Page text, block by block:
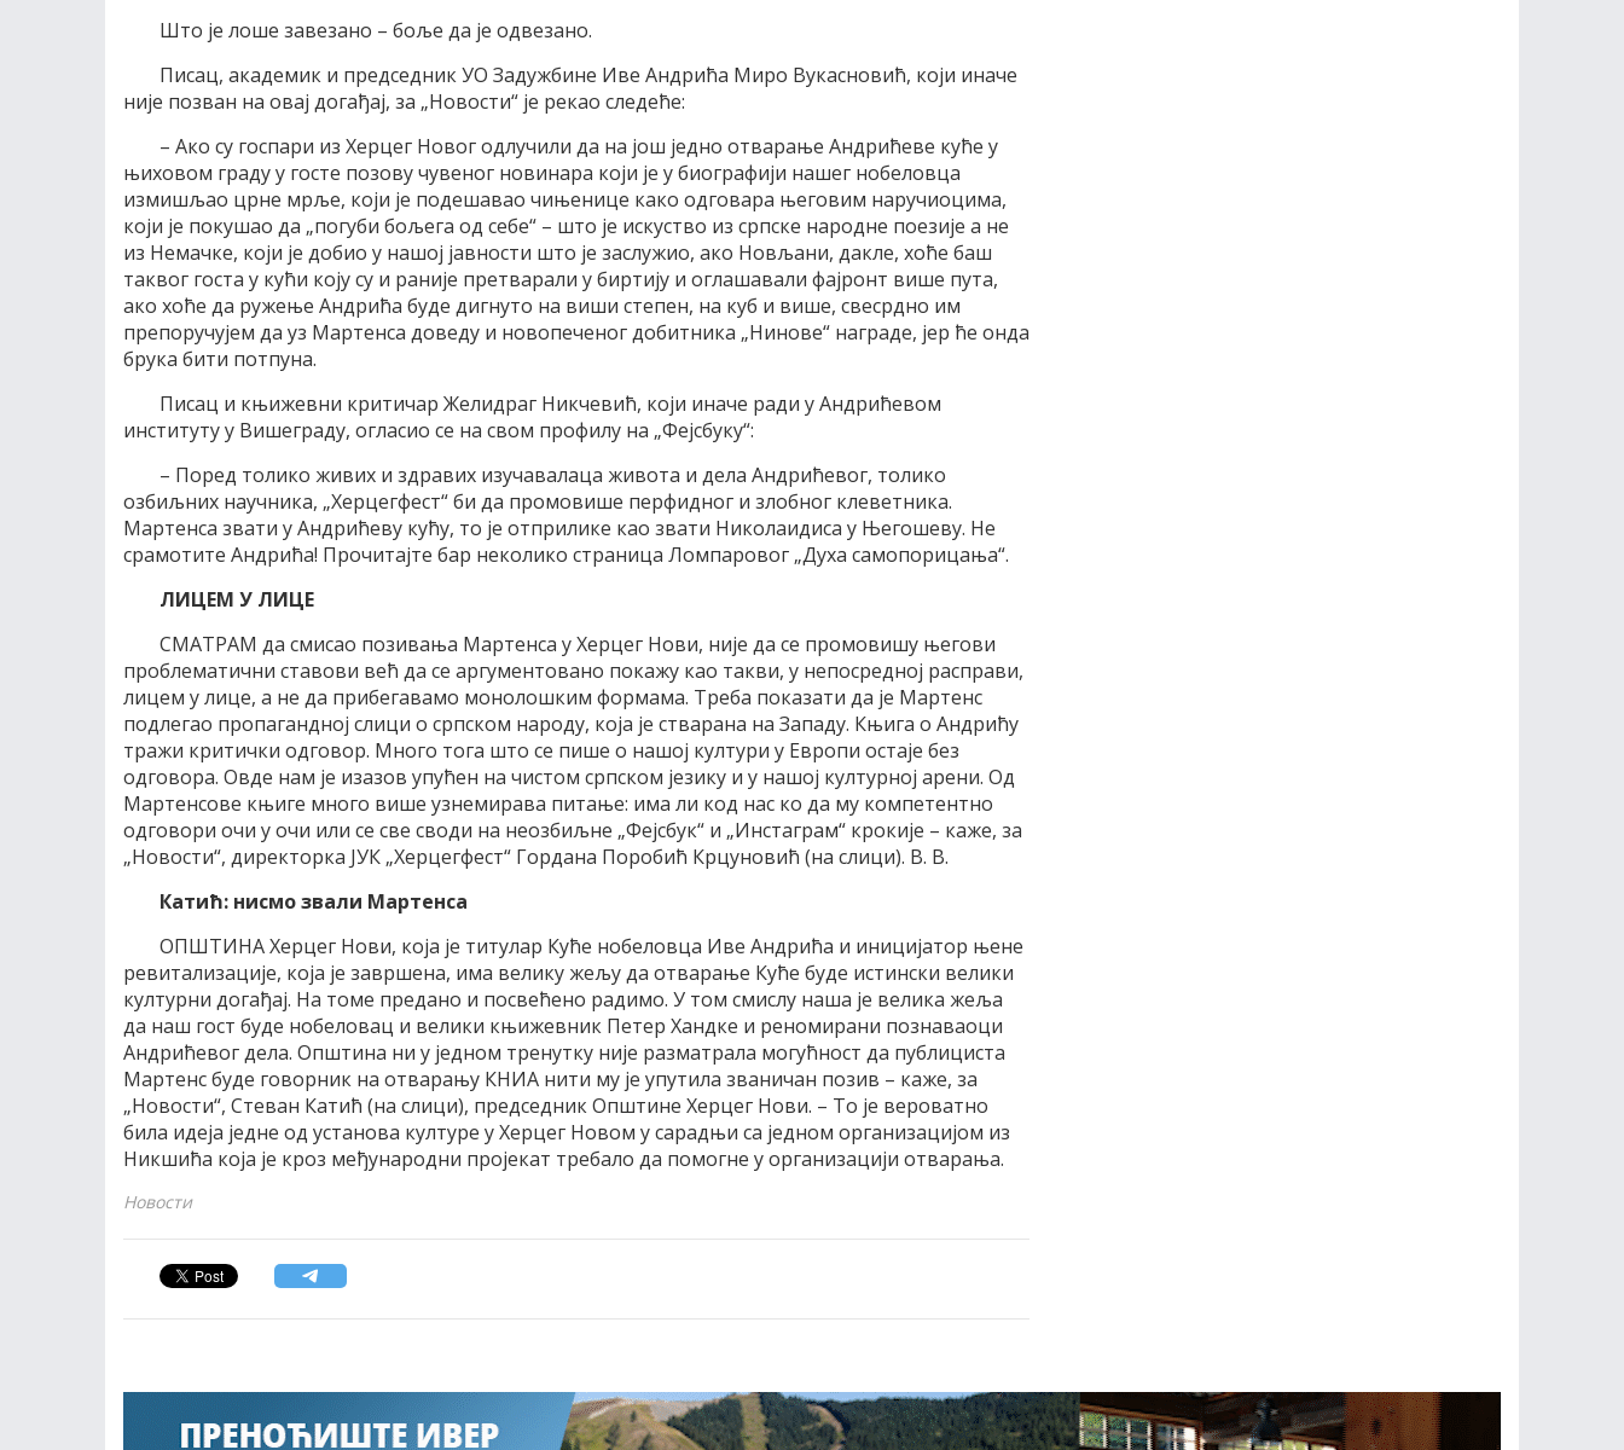
Што је лоше завезано – боље да је одвезано.
Писац, академик и председник УО Задужбине Иве Андрића Миро Вукасновић, који иначе
није позван на овај догађај, за „Новости“ је рекао следеће:
– Ако су госпари из Херцег Новог одлучили да на још једно отварање Андрићеве куће у
њиховом граду у госте позову чувеног новинара који је у биографији нашег нобеловца
измишљао црне мрље, који је подешавао чињенице како одговара његовим наручиоцима,
који је покушао да „погуби бољега од себе“ – што је искуство из српске народне поезије а не
из Немачке, који је добио у нашој јавности што је заслужио, ако Новљани, дакле, хоће баш
таквог госта у кући коју су и раније претварали у биртију и оглашавали фајронт више пута,
ако хоће да ружење Андрића буде дигнуто на виши степен, на куб и више, свесрдно им
препоручујем да уз Мартенса доведу и новопеченог добитника „Нинове“ награде, јер ће онда
брука бити потпуна.
Писац и књижевни критичар Желидраг Никчевић, који иначе ради у Андрићевом
институту у Вишеграду, огласио се на свом профилу на „Фејсбуку“:
– Поред толико живих и здравих изучавалаца живота и дела Андрићевог, толико
озбиљних научника, „Херцегфест“ би да промовише перфидног и злобног клеветника.
Мартенса звати у Андрићеву кућу, то је отприлике као звати Николаидиса у Његошеву. Не
срамотите Андрића! Прочитајте бар неколико страница Ломпаровог „Духа самопорицања“.
ЛИЦЕМ У ЛИЦЕ
СМАТРАМ да смисао позивања Мартенса у Херцег Нови, није да се промовишу његови
проблематични ставови већ да се аргументовано покажу као такви, у непосредној расправи,
лицем у лице, а не да прибегавамо монолошким формама. Треба показати да је Мартенс
подлегао пропагандној слици о српском народу, која је стварана на Западу. Књига о Андрићу
тражи критички одговор. Много тога што се пише о нашој култури у Европи остаје без
одговора. Овде нам је изазов упућен на чистом српском језику и у нашој културној арени. Од
Мартенсове књиге много више узнемирава питање: има ли код нас ко да му компетентно
одговори очи у очи или се све своди на неозбиљне „Фејсбук“ и „Инстаграм“ крокије – каже, за
„Новости“, директорка ЈУК „Херцегфест“ Гордана Поробић Крцуновић (на слици). В. В.
Катић: нисмо звали Мартенса
ОПШТИНА Херцег Нови, која је титулар Куће нобеловца Иве Андрића и иницијатор њене
ревитализације, која је завршена, има велику жељу да отварање Куће буде истински велики
културни догађај. На томе предано и посвећено радимо. У том смислу наша је велика жеља
да наш гост буде нобеловац и велики књижевник Петер Хандке и реномирани познаваоци
Андрићевог дела. Општина ни у једном тренутку није разматрала могућност да публициста
Мартенс буде говорник на отварању КНИА нити му је упутила званичан позив – каже, за
„Новости“, Стеван Катић (на слици), председник Општине Херцег Нови. – То је вероватно
била идеја једне од установа културе у Херцег Новом у сарадњи са једном организацијом из
Никшића која је кроз међународни пројекат требало да помогне у организацији отварања.
Новости